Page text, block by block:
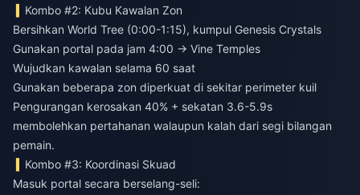
Kombo #2: Kubu Kawalan Zon
Bersihkan World Tree (0:00-1:15), kumpul Genesis Crystals
Gunakan portal pada jam 4:00 → Vine Temples
Wujudkan kawalan selama 60 saat
Gunakan beberapa zon diperkuat di sekitar perimeter kuil
Pengurangan kerosakan 40% + sekatan 3.6-5.9s
membolehkan pertahanan walaupun kalah dari segi bilangan
pemain.
Kombo #3: Koordinasi Skuad
Masuk portal secara berselang-seli: